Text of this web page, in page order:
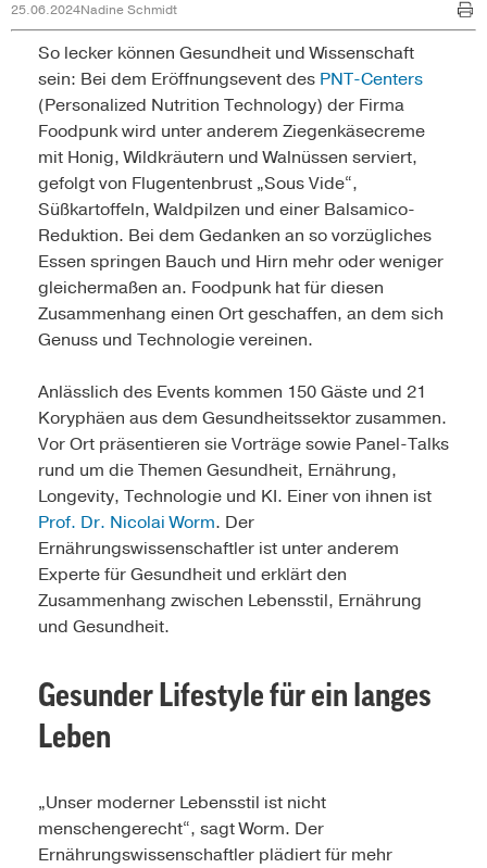
25.06.2024Nadine Schmidt
So lecker können Gesundheit und Wissenschaft
sein: Bei dem Eröffnungsevent des PNT-Centers
(Personalized Nutrition Technology) der Firma
Foodpunk wird unter anderem Ziegenkäsecreme
mit Honig, Wildkräutern und Walnüssen serviert,
gefolgt von Flugentenbrust „Sous Vide“,
Süßkartoffeln, Waldpilzen und einer Balsamico-
Reduktion. Bei dem Gedanken an so vorzügliches
Essen springen Bauch und Hirn mehr oder weniger
gleichermaßen an. Foodpunk hat für diesen
Zusammenhang einen Ort geschaffen, an dem sich
Genuss und Technologie vereinen.
Anlässlich des Events kommen 150 Gäste und 21
Koryphäen aus dem Gesundheitssektor zusammen.
Vor Ort präsentieren sie Vorträge sowie Panel-Talks
rund um die Themen Gesundheit, Ernährung,
Longevity, Technologie und KI. Einer von ihnen ist
Prof. Dr. Nicolai Worm. Der
Ernährungswissenschaftler ist unter anderem
Experte für Gesundheit und erklärt den
Zusammenhang zwischen Lebensstil, Ernährung
und Gesundheit.
Gesunder Lifestyle für ein langes
Leben
„Unser moderner Lebensstil ist nicht
menschengerecht“, sagt Worm. Der
Ernährungswissenschaftler plädiert für mehr